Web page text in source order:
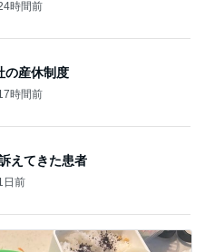
時間前
の産休制度
時間前
えてきた患者
日前